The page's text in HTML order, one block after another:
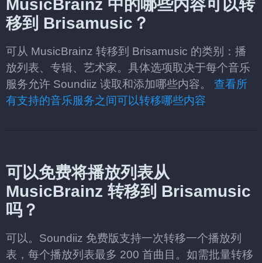
MusicBrainz 中的哪些内容可以转
移到 Brisamusic？
可从 MusicBrainz 转移到 Brisamusic 的类别：播
放列表、专辑、艺术家。具体选项取决于每个音乐
服务允许 Soundiiz 读取和添加哪些内容。 查看所
有支持的音乐服务之间可以转移哪些内容
可以免费将播放列表从
MusicBrainz 转移到 Brisamusic
吗？
可以。Soundiiz 免费版支持一次转移一个播放列
表，每个播放列表最多 200 首曲目。如需批量转移